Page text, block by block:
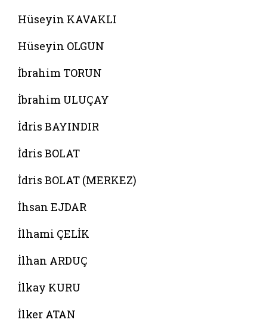
Hüseyin KAVAKLI
Hüseyin OLGUN
İbrahim TORUN
İbrahim ULUÇAY
İdris BAYINDIR
İdris BOLAT
İdris BOLAT (MERKEZ)
İhsan EJDAR
İlhami ÇELİK
İlhan ARDUÇ
İlkay KURU
İlker ATAN